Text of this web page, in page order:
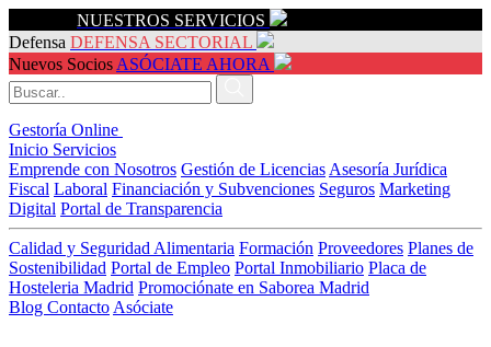
NUESTROS SERVICIOS
Defensa DEFENSA SECTORIAL
Nuevos Socios ASÓCIATE AHORA
Gestoría Online
Inicio Servicios
Emprende con Nosotros Gestión de Licencias Asesoría Jurídica
Fiscal Laboral Financiación y Subvenciones Seguros Marketing
Digital Portal de Transparencia
Calidad y Seguridad Alimentaria Formación Proveedores Planes de
Sostenibilidad Portal de Empleo Portal Inmobiliario Placa de
Hosteleria Madrid Promociónate en Saborea Madrid
Blog Contacto Asóciate